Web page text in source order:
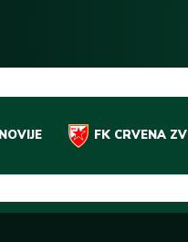
FK CRVENA